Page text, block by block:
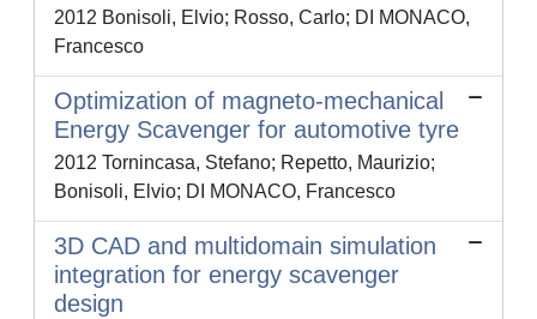
2012 Bonisoli, Elvio; Rosso, Carlo; DI MONACO,
Francesco
Optimization of magneto-mechanical
Energy Scavenger for automotive tyre
2012 Tornincasa, Stefano; Repetto, Maurizio;
Bonisoli, Elvio; DI MONACO, Francesco
3D CAD and multidomain simulation
integration for energy scavenger
design